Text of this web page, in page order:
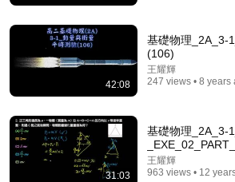
[EP1] Why is linear algebra
JOHNSON-MATH 68K views
42:08
基礎物理_2A_3-
(106)
王耀輝
247 views • 8 years
31:03
基礎物理_2A_3-
王耀輝
963 views • 12